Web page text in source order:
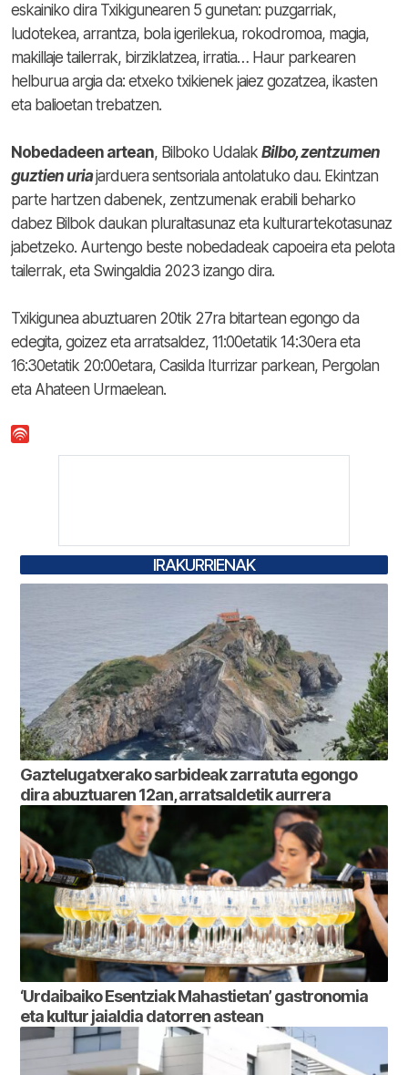
eskainiko dira Txikigunearen 5 gunetan: puzgarriak,
ludotekea, arrantza, bola igerilekua, rokodromoa, magia,
makillaje tailerrak, birziklatzea, irratia… Haur parkearen
helburua argia da: etxeko txikienek jaiez gozatzea, ikasten
eta balioetan trebatzen.
Nobedadeen artean, Bilboko Udalak Bilbo, zentzumen
guztien uriajarduera sentsoriala antolatuko dau. Ekintzan
parte hartzen dabenek, zentzumenak erabili beharko
dabez Bilbok daukan pluraltasunaz eta kulturartekotasunaz
jabetzeko. Aurtengo beste nobedadeak capoeira eta pelota
tailerrak, eta Swingaldia 2023 izango dira.
Txikigunea abuztuaren 20tik 27ra bitartean egongo da
edegita, goizez eta arratsaldez, 11:00etatik 14:30era eta
16:30etatik 20:00etara, Casilda Iturrizar parkean, Pergolan
eta Ahateen Urmaelean.
IRAKURRIENAK
Gaztelugatxerako sarbideak zarratuta egongo
dira abuztuaren 12an, arratsaldetik aurrera
‘Urdaibaiko Esentziak Mahastietan’ gastronomia
eta kultur jaialdia datorren astean